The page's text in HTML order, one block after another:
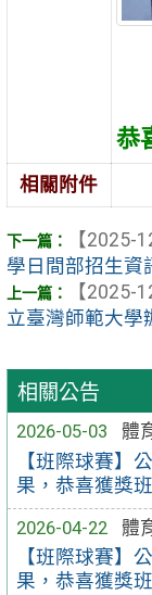
相關公告
2026-05-03
體
【班際球賽】
果，恭喜獲獎班
2026-04-22
體
【班際球賽】
果，恭喜獲獎班
恭
相關附件
【2025-
學日間部招生資
【2025-
立臺灣師範大學